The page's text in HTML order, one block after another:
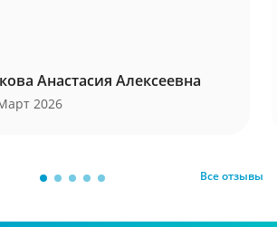
Анастасия Алексеевна
2026
Все отзывы